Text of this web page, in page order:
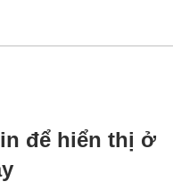
để hiển thị ở